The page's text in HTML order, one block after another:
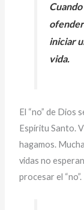
Cuando
iniciar
vida.
El “no” de Dios
Espíritu Santo.
hagamos.
vidas no
procesar el “no”.